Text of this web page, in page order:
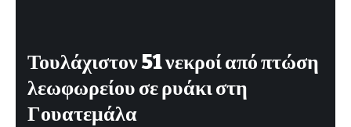
Τουλάχιστον 51 νεκροί από πτώση
λεωφωρείου σε ρυάκι στη
Γουατεμάλα